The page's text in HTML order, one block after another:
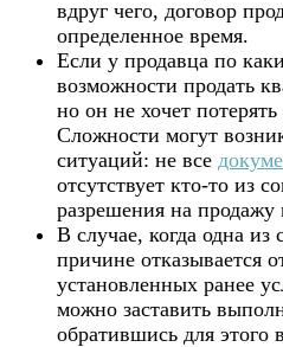
вдруг чего, договор
определенное время.
Если у продавца по
возможности продать
но он не хочет
Сложности могут
ситуаций: не все
отсутствует кто-то из
разрешения на продажу
В случае, когда одна из
причине отказывается
установленных ранее
можно заставить
обратившись для этого